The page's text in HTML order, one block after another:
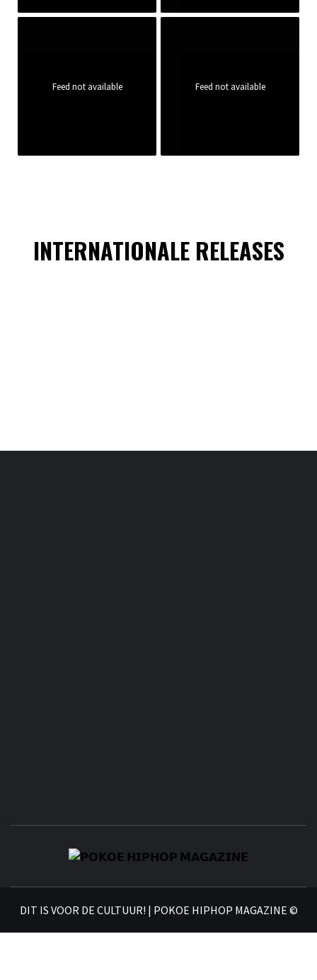
Feed not available Feed not available
INTERNATIONALE RELEASES
DIT IS VOOR DE CULTUUR! | POKOE HIPHOP MAGAZINE ©